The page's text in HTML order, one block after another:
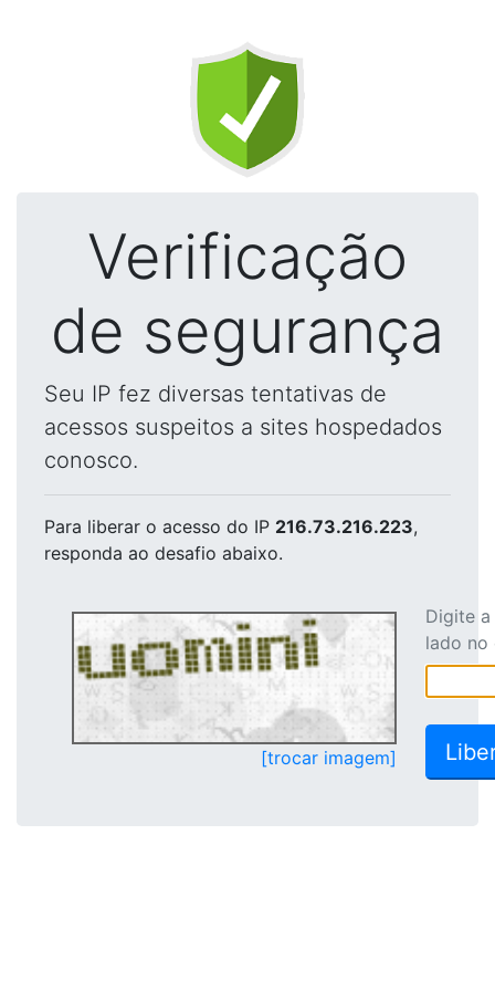
Verificação
de segurança
Seu IP fez diversas tentativas de
acessos suspeitos a sites hospedados
conosco.
Para liberar o acesso do IP 216.73.216.223,
responda ao desafio abaixo.
[trocar imagem]
Digite
lado no